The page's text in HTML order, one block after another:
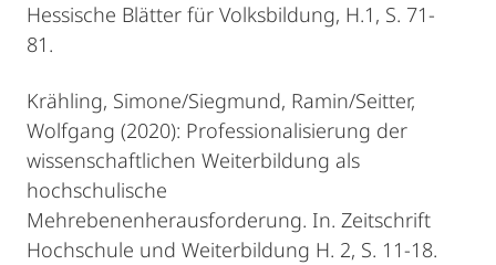
Hessische Blätter für Volksbildung, H.1, S. 71-
81.
Krähling, Simone/Siegmund, Ramin/Seitter,
Wolfgang (2020): Professionalisierung der
wissenschaftlichen Weiterbildung als
hochschulische
Mehrebenenherausforderung. In. Zeitschrift
Hochschule und Weiterbildung H. 2, S. 11-18.